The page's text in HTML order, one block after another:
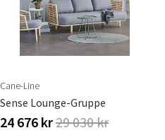
Norge
Cane-Line
Sense Lounge-Gruppe
24 676 kr29 030 kr